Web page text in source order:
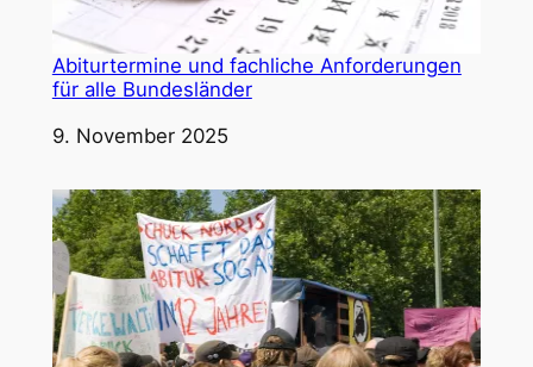
Abiturtermine und fachliche Anforderungen
für alle Bundesländer
Datum
9. November 2025